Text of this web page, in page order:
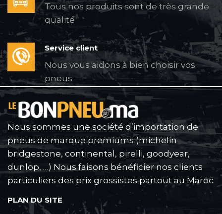
Tous nos produits sont de très grande
qualité
Service client
Nous vous aidons à bien choisir vos
pneus
Nous sommes une société d’importation de
pneus de marque premiums (michelin
bridgestone, continental, pirelli, goodyear,
dunlop, …) Nous faisons bénéficier nos clients
particuliers des prix grossistes partout au Maroc
PLAN DU SITE